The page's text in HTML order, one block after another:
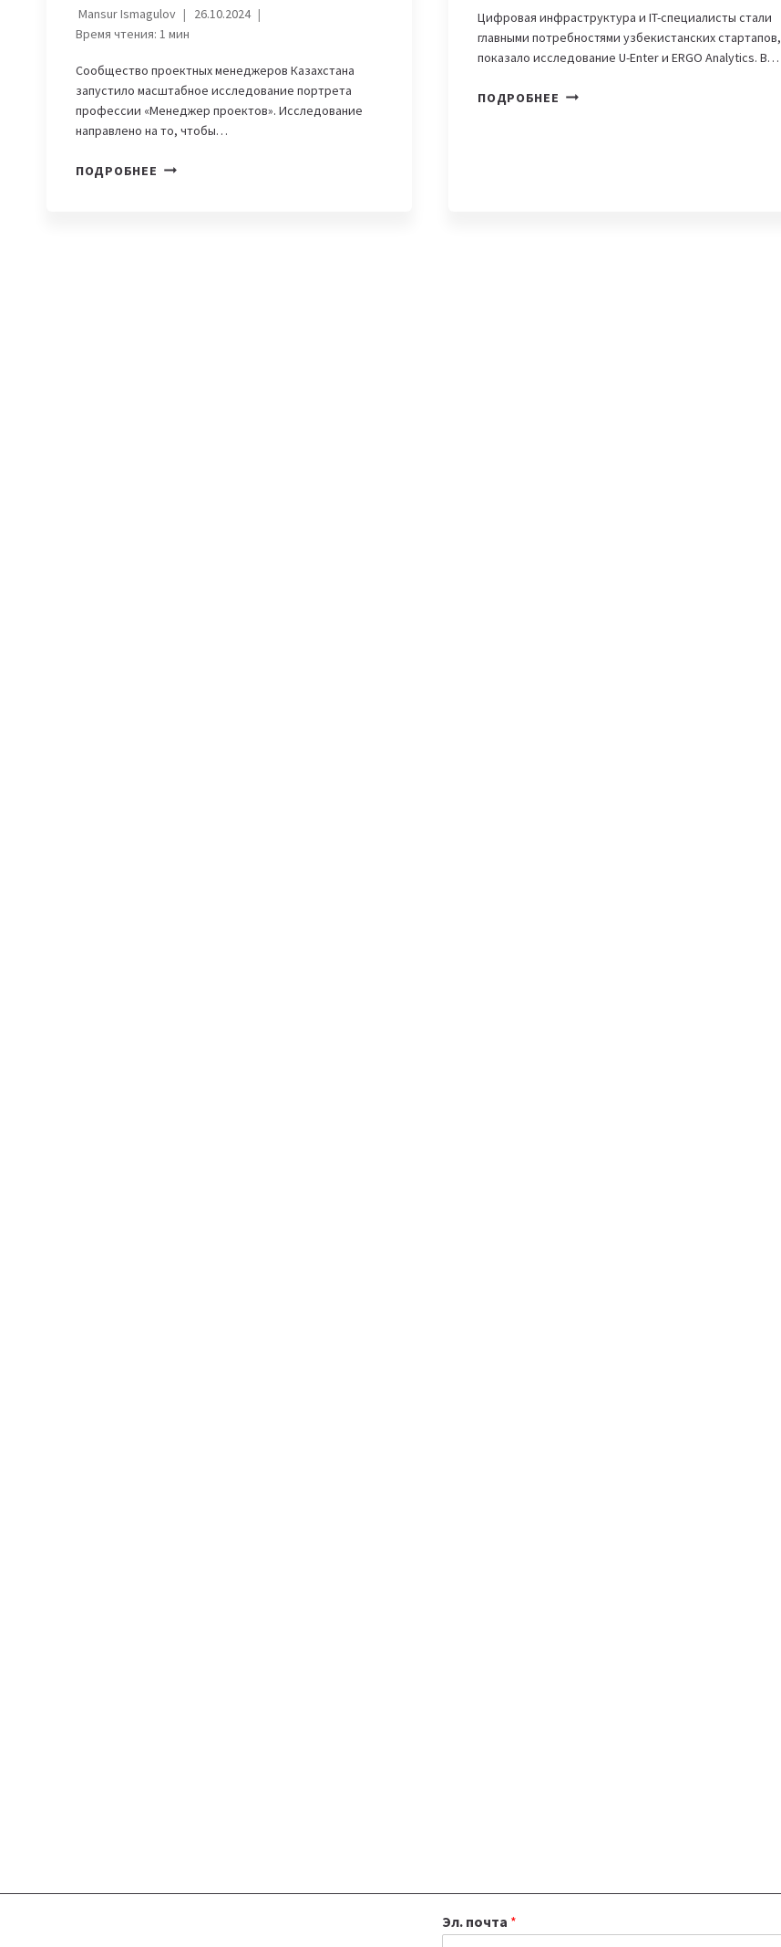
Mansur Ismagulov
26.10.2024
Время чтения: 1 мин
Сообщество проектных менеджеров Казахстана
запустило масштабное исследование портрета
профессии «Менеджер проектов». Исследование
направлено на то, чтобы…
ПОДРОБНЕЕ СООБЩЕСТВО
Цифровая инфраструктура и IT-специалисты стали
главными потребностями узбекистанских стартапов,
показало исследование U-Enter и ERGO Analytics. В…
ПОДРОБНЕЕ НАЗВАНЫ
Эл. почта *